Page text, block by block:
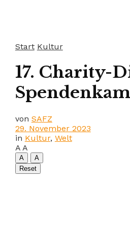
Start Kultur
17. Charity-
von SAFZ
29. November 2023
in Kultur, Welt
A A
A
A
Reset